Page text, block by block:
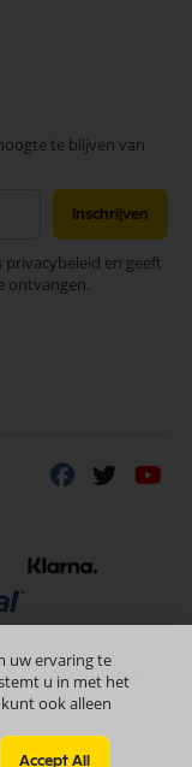
te blijven van
Inschrijven
en geeft
ontvangen.
uw ervaring te
u in met het
ook alleen
Accept All
Nederlands